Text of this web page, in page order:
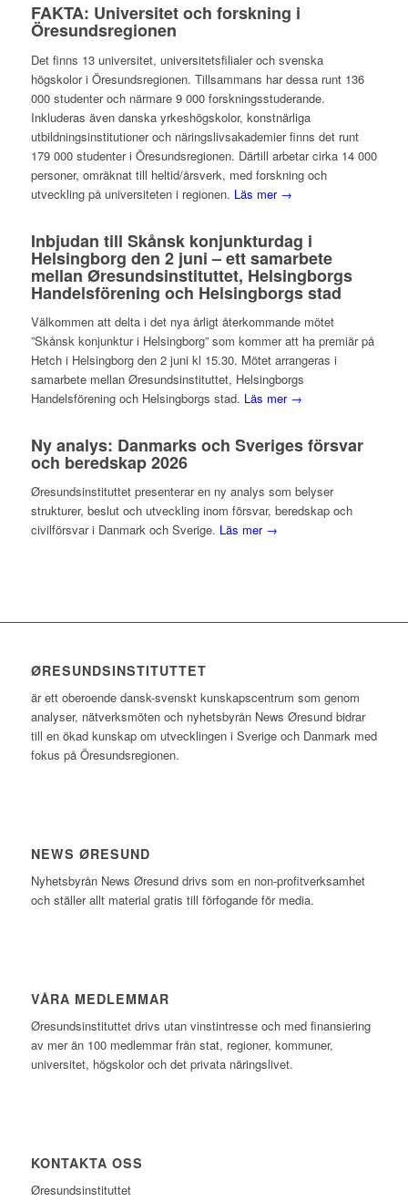
FAKTA: Universitet och forskning i
Öresundsregionen
Det finns 13 universitet, universitetsfilialer och svenska
högskolor i Öresundsregionen. Tillsammans har dessa runt 136
000 studenter och närmare 9 000 forskningsstuderande.
Inkluderas även danska yrkeshögskolor, konstnärliga
utbildningsinstitutioner och näringslivsakademier finns det runt
179 000 studenter i Öresundsregionen. Därtill arbetar cirka 14 000
personer, omräknat till heltid/årsverk, med forskning och
utveckling på universiteten i regionen. Läs mer →
Inbjudan till Skånsk konjunkturdag i
Helsingborg den 2 juni – ett samarbete
mellan Øresundsinstituttet, Helsingborgs
Handelsförening och Helsingborgs stad
Välkommen att delta i det nya årligt återkommande mötet
”Skånsk konjunktur i Helsingborg” som kommer att ha premiär på
Hetch i Helsingborg den 2 juni kl 15.30. Mötet arrangeras i
samarbete mellan Øresundsinstituttet, Helsingborgs
Handelsförening och Helsingborgs stad. Läs mer →
Ny analys: Danmarks och Sveriges försvar
och beredskap 2026
Øresundsinstituttet presenterar en ny analys som belyser
strukturer, beslut och utveckling inom försvar, beredskap och
civilförsvar i Danmark och Sverige. Läs mer →
ØRESUNDSINSTITUTTET
är ett oberoende dansk-svenskt kunskapscentrum som genom
analyser, nätverksmöten och nyhetsbyrån News Øresund bidrar
till en ökad kunskap om utvecklingen i Sverige och Danmark med
fokus på Öresundsregionen.
NEWS ØRESUND
Nyhetsbyrån News Øresund drivs som en non-profitverksamhet
och ställer allt material gratis till förfogande för media.
VÅRA MEDLEMMAR
Øresundsinstituttet drivs utan vinst­intresse och med finansiering
av mer än 100 medlemmar från stat, regioner, kommuner,
universitet, högskolor och det privata näringslivet.
KONTAKTA OSS
Øresundsinstituttet